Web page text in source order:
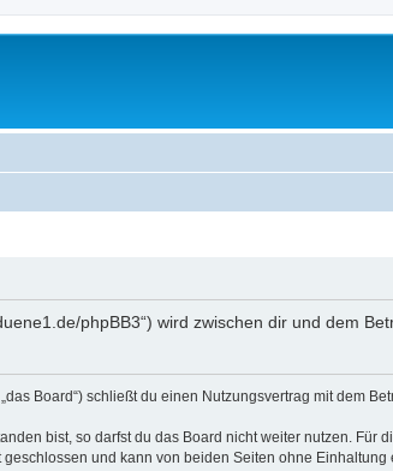
phpBB3“) wird zwischen dir und dem
Board“) schließt du einen Nutzungsvertrag mit dem
bist, so darfst du das Board nicht weiter nutzen.
und kann von beiden Seiten ohne